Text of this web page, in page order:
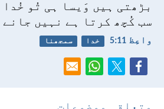
بڑھتی ہیں وَیسا ہی تُو
سب کُچھ کرتا ہے نہیں جانے
واعِظ 11:‏5 خدا سمجھنا